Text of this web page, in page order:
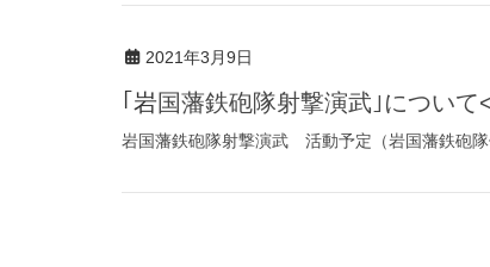
2021年3月9日
｢岩国藩鉄砲隊射撃演武｣につい
岩国藩鉄砲隊射撃演武 活動予定（岩国藩鉄砲隊